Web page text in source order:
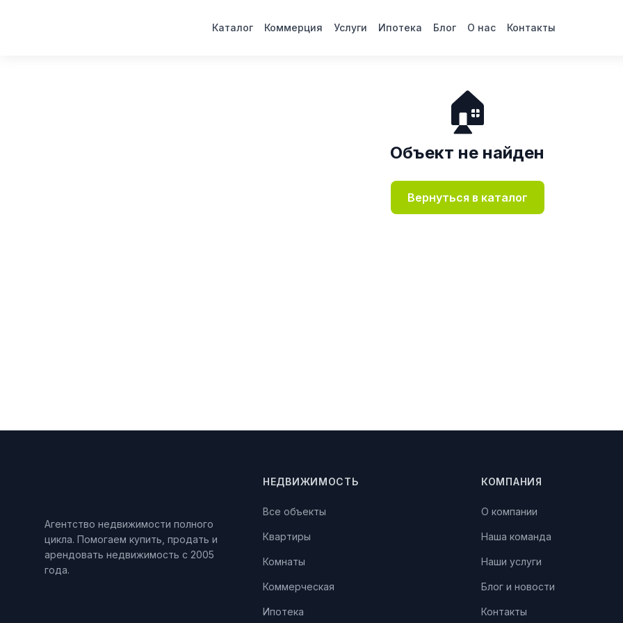
Каталог Коммерция Услуги Ипотека Блог О нас Контакты
🏠
Объект не найден
Вернуться в каталог
Агентство недвижимости полного
цикла. Помогаем купить, продать и
арендовать недвижимость с 2005
года.
НЕДВИЖИМОСТЬ
Все объекты
Квартиры
Комнаты
Коммерческая
Ипотека
КОМПАНИЯ
О компании
Наша команда
Наши услуги
Блог и новости
Контакты